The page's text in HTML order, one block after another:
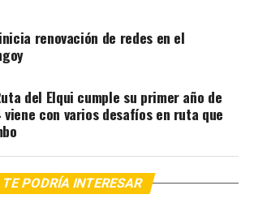
renovación de redes en el
del Elqui cumple su primer año de
con varios desafíos en ruta que
TE PODRÍA INTERESAR